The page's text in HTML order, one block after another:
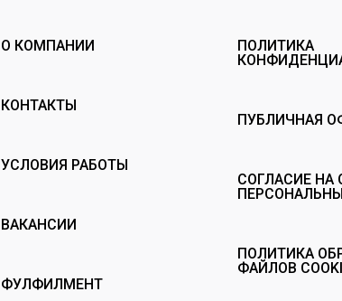
О КОМПАНИИ
КОНТАКТЫ
УСЛОВИЯ РАБОТЫ
ВАКАНСИИ
ФУЛФИЛМЕНТ
ПОЛИТИКА
ПУБЛИЧНАЯ
СОГЛАСИЕ НА
ПОЛИТИКА
ФАЙЛОВ